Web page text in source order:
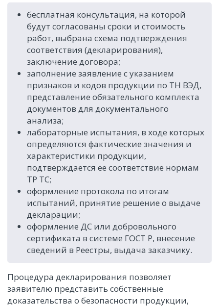
бесплатная консультация, на которой
будут согласованы сроки и стоимость
работ, выбрана схема подтверждения
соответствия (декларирования),
заключение договора;
заполнение заявление с указанием
признаков и кодов продукции по ТН ВЭД,
представление обязательного комплекта
документов для документального
анализа;
лабораторные испытания, в ходе которых
определяются фактические значения и
характеристики продукции,
подтверждается ее соответствие нормам
ТР ТС;
оформление протокола по итогам
испытаний, принятие решение о выдаче
декларации;
оформление ДС или добровольного
сертификата в системе ГОСТ Р, внесение
сведений в Реестры, выдача заказчику.
Процедура декларирования позволяет
заявителю представить собственные
доказательства о безопасности продукции,